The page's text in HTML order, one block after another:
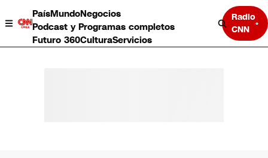
PaísMundoNegocios
Podcast y Programas completos
Futuro 360CulturaServicios
Radio
CNN